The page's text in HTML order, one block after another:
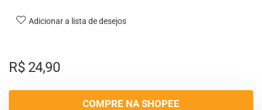
Adicionar a lista de desejos
R$24,90
COMPRE NA SHOPEE